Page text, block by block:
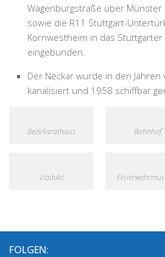
Wagenburgstraße über Münster
sowie die R11 Stuttgart-
Kornwestheim in das
eingebunden.
Der Neckar wurde in den
kanalisiert und 1958 schiffbar
Bezirksrathaus Bahnhof
Viadukt
FOLGEN: